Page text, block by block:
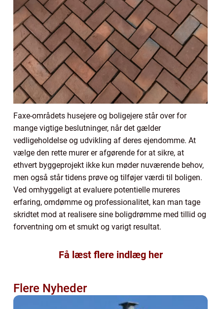
Faxe-områdets husejere og boligejere står over for
mange vigtige beslutninger, når det gælder
vedligeholdelse og udvikling af deres ejendomme. At
vælge den rette murer er afgørende for at sikre, at
ethvert byggeprojekt ikke kun møder nuværende behov,
men også står tidens prøve og tilføjer værdi til boligen.
Ved omhyggeligt at evaluere potentielle mureres
erfaring, omdømme og professionalitet, kan man tage
skridtet mod at realisere sine boligdrømme med tillid og
forventning om et smukt og varigt resultat.
Få læst flere indlæg her
Flere Nyheder